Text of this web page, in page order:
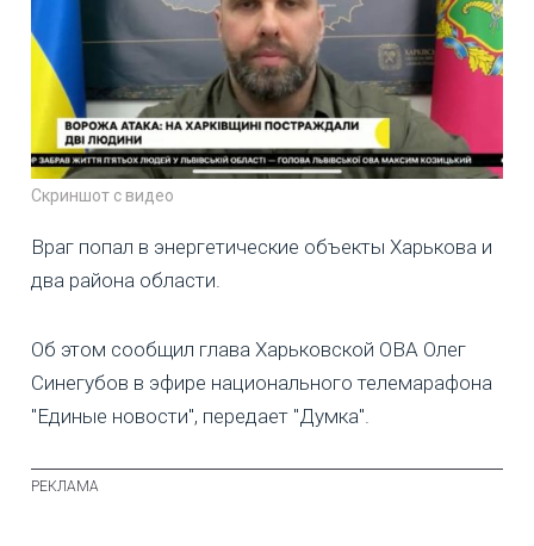
Скриншот с видео
Враг попал в энергетические объекты Харькова и
два района области.
Об этом сообщил глава Харьковской ОВА Олег
Синегубов в эфире национального телемарафона
"Единые новости", передает "Думка".